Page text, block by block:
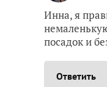
Инна, я
посадок и
Ответить